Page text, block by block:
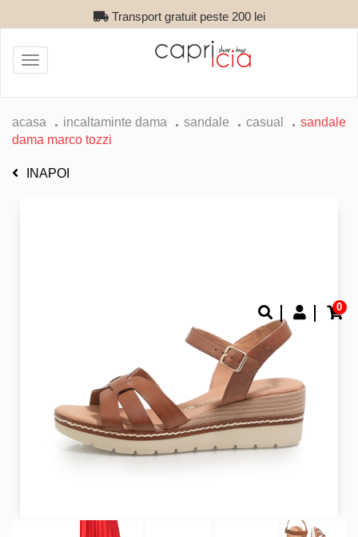
Transport gratuit peste 200 lei
0
Toggle
navigation
acasa incaltaminte dama sandale casual
sandale
dama marco tozzi
INAPOI